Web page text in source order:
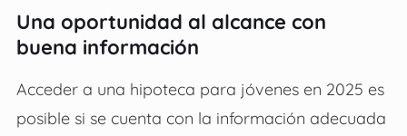
Una oportunidad al alcance con
buena información
Acceder a una hipoteca para jóvenes en 2025 es
posible si se cuenta con la información adecuada